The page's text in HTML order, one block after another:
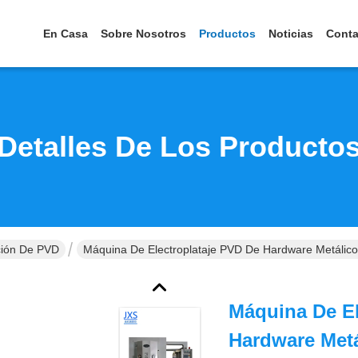
En Casa Sobre Nosotros Productos Noticias
De Los
De PVD Máquina De Electroplataje PVD De Hardware
Máquina De
Hardware